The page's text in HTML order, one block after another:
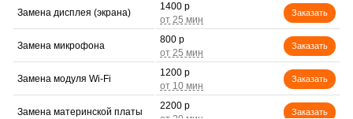
Замена дисплея (экрана)
1400 р
Заказать
Замена микрофона
800 р
Заказать
Замена модуля Wi-Fi
1200 р
Заказать
Замена материнской платы
2200 р
Заказать